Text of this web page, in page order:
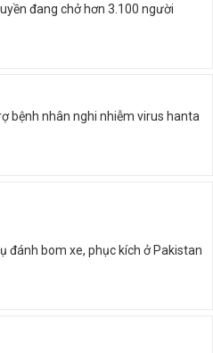
đang chở hơn 3.100 người
bệnh nhân nghi nhiễm virus hanta
đánh bom xe, phục kích ở Pakistan